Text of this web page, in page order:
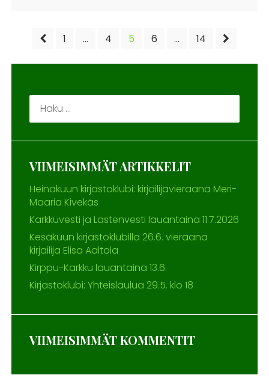
ARTIKKELIEN
SIVUTUS
1 … 4 5 6 … 14
Haku:
VIIMEISIMMÄT ARTIKKELIT
Heinäkuun kirjastoklubi: kirjailijavieraana Meri-
Maaria Kivekäs
Karkkuvesti ja Lastenvesti lauantaina 11.7.2026
Kesäkuun kirjastoklubilla 26.6. vieraana
kirjailija Elisa Aaltola
Kirppu-Karkku lauantaina 13.6.
Kirjastoklubi: Yhteislaulua 29.5. klo 18
VIIMEISIMMÄT KOMMENTIT